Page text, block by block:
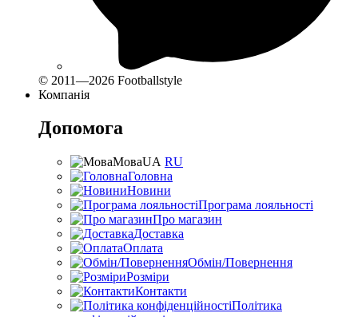
© 2011—2026 Footballstyle
Компанія
Допомога
МоваUA RU
Головна
Новини
Програма лояльності
Про магазин
Доставка
Оплата
Обмін/Повернення
Розміри
Контакти
Політика